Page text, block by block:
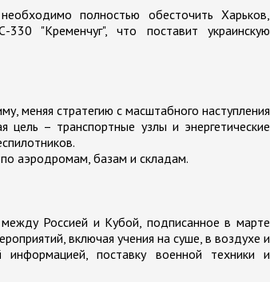
полностью обесточить Харьков,
"Кременчуг", что поставит украинскую
меняя стратегию с масштабного наступления
– транспортные узлы и энергетические
аэродромам, базам и складам.
Россией и Кубой, подписанное в марте
включая учения на суше, в воздухе и
поставку военной техники и